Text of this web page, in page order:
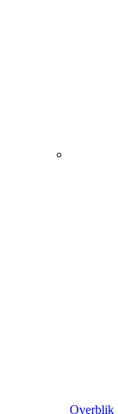
Overblik